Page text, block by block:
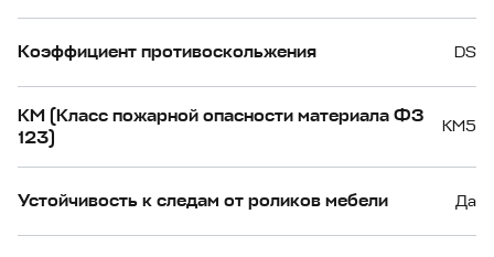
Коэффициент противоскольжения DS
КМ (Класс пожарной опасности материала ФЗ
123)
КМ5
Устойчивость к следам от роликов мебели Да